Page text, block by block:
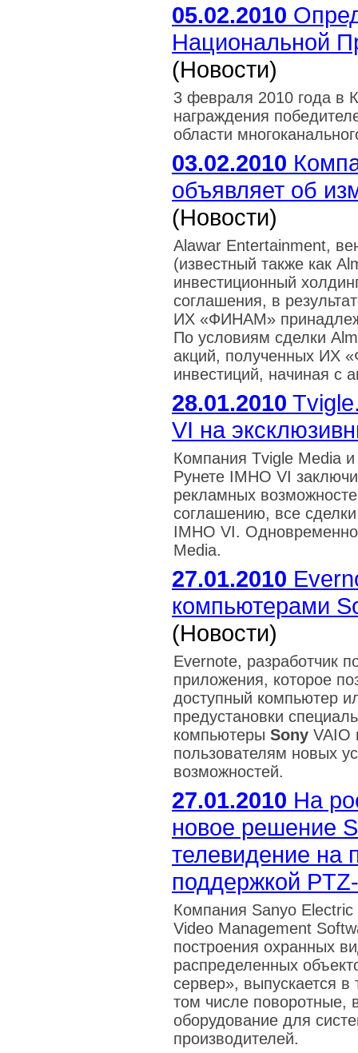
05.02.2010
Национальной
(Новости)
3 февраля 2010 года в
награждения
области
03.02.2010
объявляет об
(Новости)
Alawar Entertainment,
(известный также как
инвестиционный
соглашения, в
ИХ «ФИНАМ»
По условиям сделки
акций, полученных ИХ
инвестиций, начиная с
28.01.2010
VI на
Компания Tvigle Media
Рунете IMHO VI
рекламных
соглашению, все сделки
IMHO VI.
Media.
27.01.2010
компьютерами
(Новости)
Evernote, разработчик
приложения, которое
доступный компьютер
предустановки
компьютеры Sony VAIO
пользователям новых
возможностей.
27.01.2010 На
новое решение
телевидение
поддержкой
Компания Sanyo
Video Management
построения охранных
распределенных
сервер», выпускается
том числе поворотные,
оборудование для
производителей.